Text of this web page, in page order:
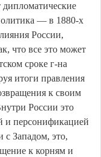
— в 1880-х
России,
что все это может
сроке г-на
итоги правления
к своим
России это
и персонификацией
с Западом, это,
к корням и